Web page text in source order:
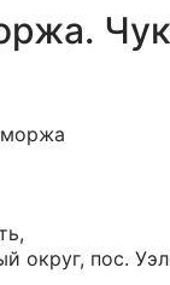
моржа
округ, пос.